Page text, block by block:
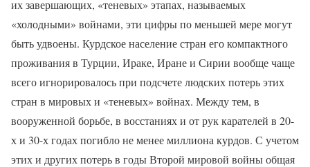
их завершающих, «теневых» этапах, называемых
«холодными» войнами, эти цифры по меньшей мере могут
быть удвоены. Курдское население стран его компактного
проживания в Турции, Ираке, Иране и Сирии вообще чаще
всего игнорировалось при подсчете людских потерь этих
стран в мировых и «теневых» войнах. Между тем, в
вооруженной борьбе, в восстаниях и от рук карателей в 20-
х и 30-х годах погибло не менее миллиона курдов. С учетом
этих и других потерь в годы Второй мировой войны общая